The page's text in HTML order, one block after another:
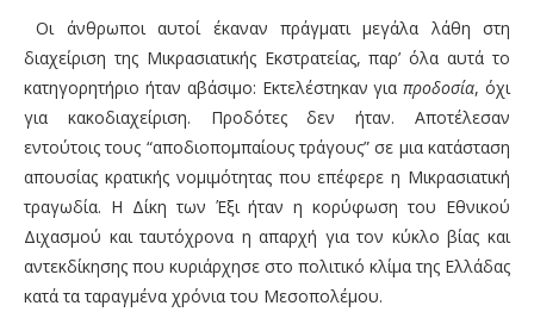
Οι άνθρωποι αυτοί έκαναν πράγματι μεγάλα λάθη στη
διαχείριση της Μικρασιατικής Εκστρατείας, παρ’ όλα αυτά το
κατηγορητήριο ήταν αβάσιμο: Εκτελέστηκαν γιαπροδοσία, όχι
για κακοδιαχείριση. Προδότες δεν ήταν. Αποτέλεσαν
εντούτοις τους “αποδιοπομπαίους τράγους” σε μια κατάσταση
απουσίας κρατικής νομιμότητας που επέφερε η Μικρασιατική
τραγωδία. Η Δίκη των Έξι ήταν η κορύφωση του Εθνικού
Διχασμού και ταυτόχρονα η απαρχή για τον κύκλο βίας και
αντεκδίκησης που κυριάρχησε στο πολιτικό κλίμα της Ελλάδας
κατά τα ταραγμένα χρόνια του Μεσοπολέμου.